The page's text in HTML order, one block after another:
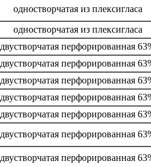
одностворчатая из плексигласа
одностворчатая из плексигласа
двустворчатая перфорированная
двустворчатая перфорированная
двустворчатая перфорированная
двустворчатая перфорированная
двустворчатая перфорированная
двустворчатая перфорированная
двустворчатая перфорированная